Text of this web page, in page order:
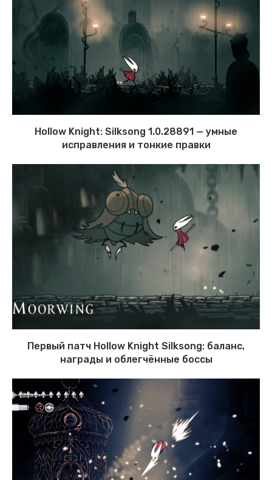
Hollow Knight: Silksong 1.0.28891 — умные
исправления и тонкие правки
Первый патч Hollow Knight Silksong: баланс,
награды и облегчённые боссы